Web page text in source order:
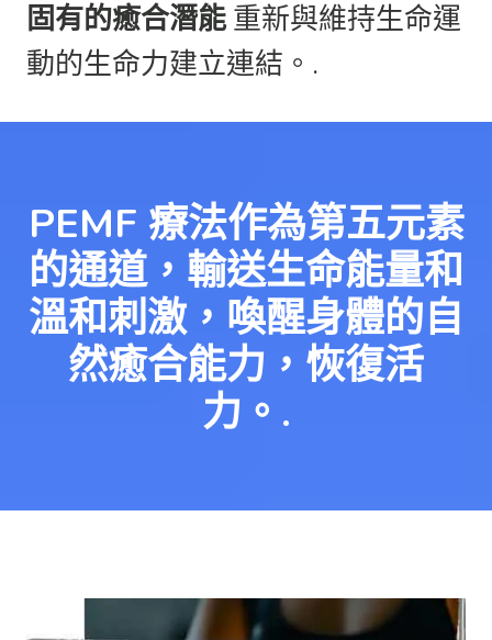
固有的癒合潛能重新與維持生命運
動的生命力建立連結。.
PEMF 療法作為第五元素
的通道，輸送生命能量和
溫和刺激，喚醒身體的自
然癒合能力，恢復活
力。.